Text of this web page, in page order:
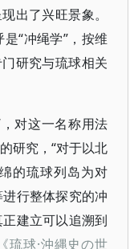
出了兴旺景象。
“冲绳学”，按维
研究与琉球相关
对这一名称用法
研究，“对于以北
的琉球列岛为对
行整体探究的冲
建立可以追溯到
琉球·沖縄史の世